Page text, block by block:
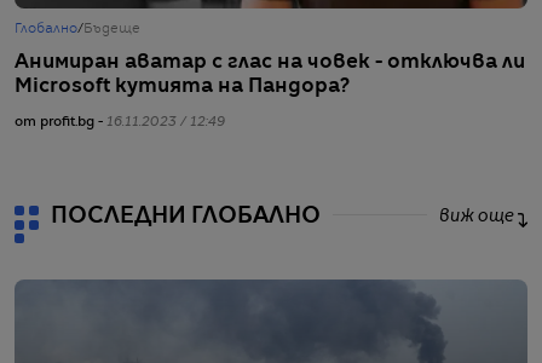
Глобално/ Бъдеще
Анимиран аватар с глас на човек - отключва ли
Microsoft кутията на Пандора?
от profit.bg - 16.11.2023 / 12:49
ПОСЛЕДНИ ГЛОБАЛНО виж още